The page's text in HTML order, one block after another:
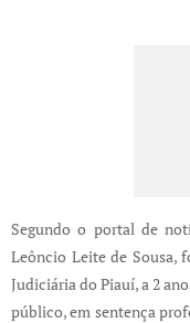
Segundo o portal de
Leôncio Leite de Sousa,
Judiciária do Piauí, a 2
público, em sentença